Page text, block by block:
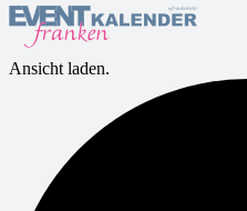
Ansicht laden.